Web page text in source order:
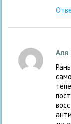
Аля